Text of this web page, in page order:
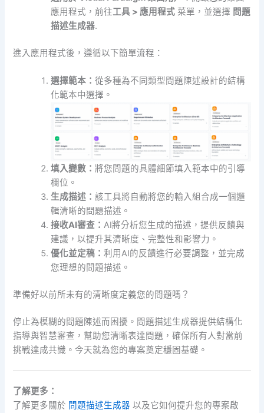
應用程式，前往工具 > 應用程式 菜單，並選擇 問題
描述生成器.
進入應用程式後，遵循以下簡單流程：
選擇範本：從多種為不同類型問題陳述設計的結構
化範本中選擇。
填入變數：將您問題的具體細節填入範本中的引導
欄位。
生成描述：該工具將自動將您的輸入組合成一個邏
輯清晰的問題描述。
接收AI審查：AI將分析您生成的描述，提供反饋與
建議，以提升其清晰度、完整性和影響力。
優化並定稿：利用AI的反饋進行必要調整，並完成
您理想的問題描述。
準備好以前所未有的清晰度定義您的問題嗎？
停止為模糊的問題陳述而困擾。問題描述生成器提供結構化
指導與智慧審查，幫助您清晰表達問題，確保所有人對當前
挑戰達成共識。今天就為您的專案奠定穩固基礎。
了解更多：
了解更多關於 問題描述生成器 以及它如何提升您的專案啟